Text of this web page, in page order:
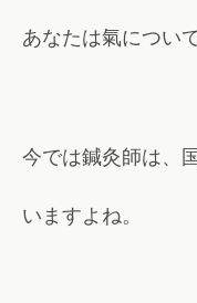
あなたは氣につい
今では鍼灸師は、
いますよね。